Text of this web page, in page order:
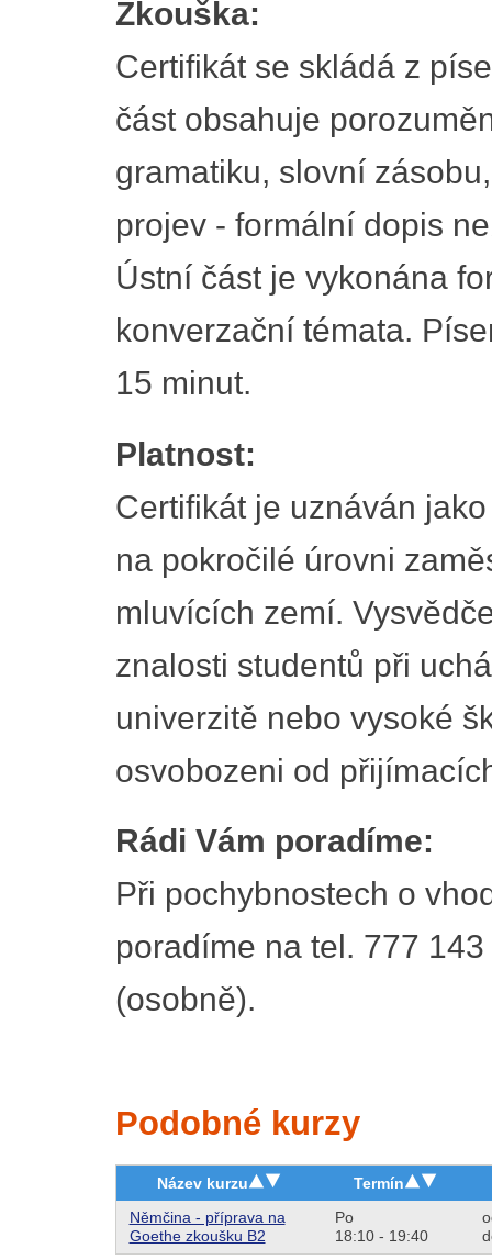
Zkouška:
Certifikát se skládá z
část obsahuje
gramatiku, slovní
projev - formální dopis
Ústní část je vykonána
konverzační témata.
15 minut.
Platnost:
Certifikát je uznáván
na pokročilé úrovni
mluvících zemí.
znalosti studentů při
univerzitě nebo vysoké
osvobozeni od
Rádi Vám poradíme:
Při pochybnostech o
poradíme na tel. 777
(osobně).
Podobné kurzy
Název kurzu
Termín
Němčina - příprava na
Goethe zkoušku B2
Po
18:10 - 19:40